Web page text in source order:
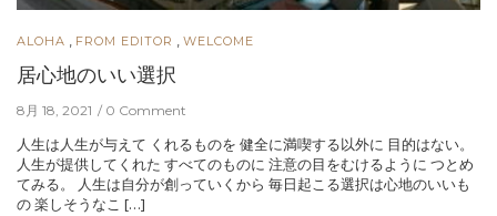
ALOHA , FROM EDITOR , WELCOME
居心地のいい選択
8月 18, 2021 0 Comment
人生は人生が与えて くれるものを 健全に満喫する以外に 目的はない。
人生が提供してくれた すべてのものに 注意の目をむけるように つとめ
てみる。 人生は自分が創っていくから 毎日起こる選択は心地のいいも
の 楽しそうなこ […]